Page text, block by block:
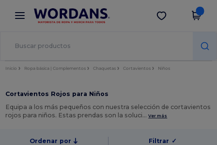
× App de Wordans
¡Mejores precios en app!
Descargar app
Inicio Ropa básica | Complementos Chaquetas Cortavientos Niños
Cortavientos Rojos para Niños
Equipa a los más pequeños con nuestra selección de cortavientos
rojos para niños. Estas prendas son la soluci…Ver más
Ordenar por Filtrar ✓